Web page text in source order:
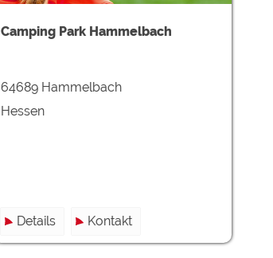
Camping Park Hammelbach
64689 Hammelbach
Hessen
Details Kontakt
Google Analytics
Die Cookieeinstellungen